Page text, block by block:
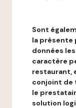
Sont
la
données
caractère
restaurant,
conjoint de
le
solution